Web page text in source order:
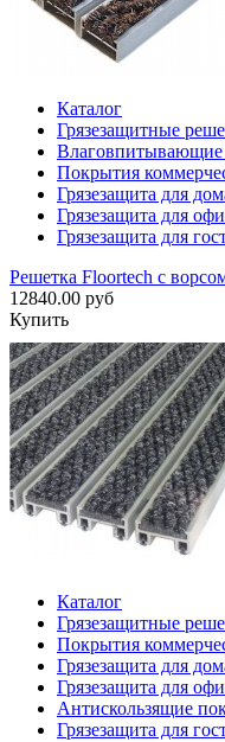
Каталог
Грязезащитные
Покрытия
Грязезащита для
Грязезащита для
Грязезащита для
Решетка Floortech с
12840.00 руб
Купить
Каталог
Грязезащитные
Покрытия
Грязезащита для
Грязезащита для
Антискользящие
Грязезащита для